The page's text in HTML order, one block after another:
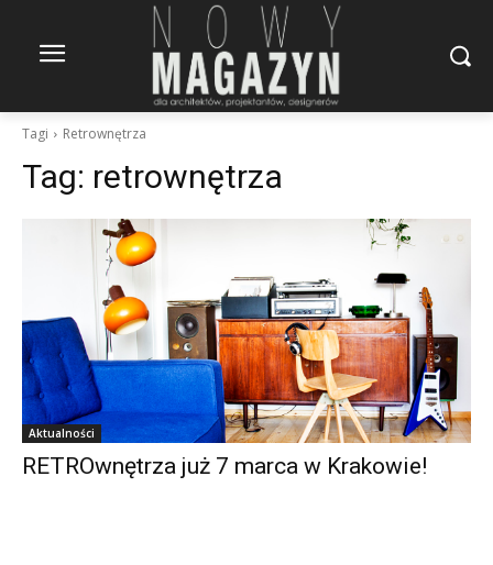
Tagi Retrownętrza
Tag: retrownętrza
Aktualności
RETROwnętrza już 7 marca w Krakowie!